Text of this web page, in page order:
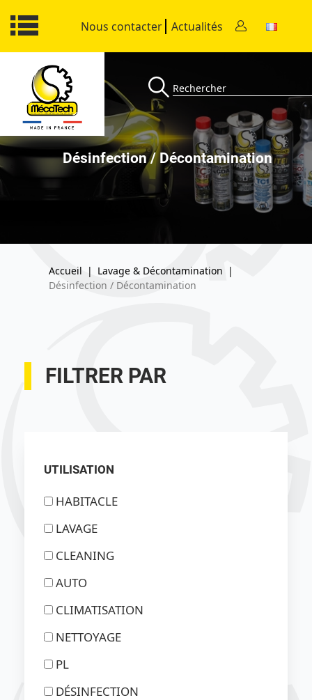
Nous contacter Actualités
Désinfection / Décontamination
Accueil | Lavage & Décontamination |
Désinfection / Décontamination
FILTRER PAR
UTILISATION
HABITACLE
LAVAGE
CLEANING
AUTO
CLIMATISATION
NETTOYAGE
PL
DÉSINFECTION